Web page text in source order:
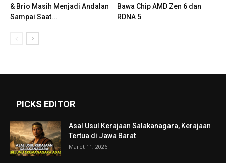
& Brio Masih Menjadi Andalan
Sampai Saat...
Bawa Chip AMD Zen 6 dan
RDNA 5
PICKS EDITOR
Asal Usul Kerajaan Salakanagara, Kerajaan
Tertua di Jawa Barat
Maret 11, 2026